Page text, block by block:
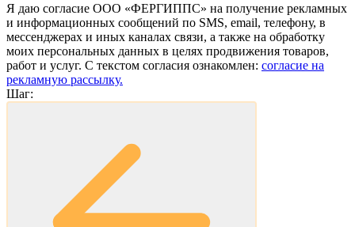
Я даю согласие ООО «ФЕРГИППС» на получение рекламных
и информационных сообщений по SMS, email, телефону, в
мессенджерах и иных каналах связи, а также на обработку
моих персональных данных в целях продвижения товаров,
работ и услуг. С текстом согласия ознакомлен: согласие на
рекламную рассылку.
Шаг: